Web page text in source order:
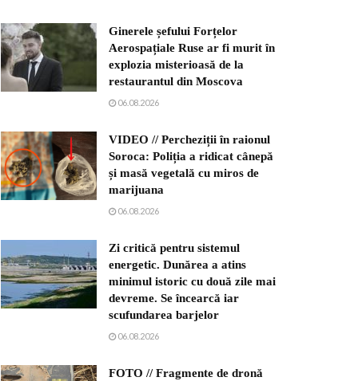
Ginerele șefului Forțelor
Aerospațiale Ruse ar fi murit în
explozia misterioasă de la
restaurantul din Moscova
06.08.2026
VIDEO // Percheziții în raionul
Soroca: Poliția a ridicat cânepă
și masă vegetală cu miros de
marijuana
06.08.2026
Zi critică pentru sistemul
energetic. Dunărea a atins
minimul istoric cu două zile mai
devreme. Se încearcă iar
scufundarea barjelor
06.08.2026
FOTO // Fragmente de dronă